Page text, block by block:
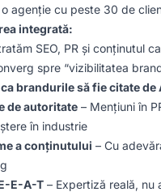
agenție cu peste 30 de
integrată:
SEO, PR și conținutul
spre “vizibilitatea
brandurile să fie citate de
de autoritate – Mențiuni în
în industrie
a conținutului – Cu
E-A-T – Expertiză reală, nu